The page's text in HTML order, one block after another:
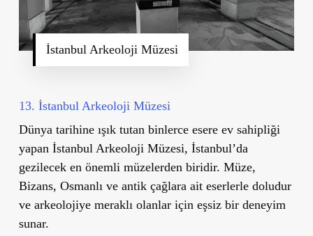
İstanbul Arkeoloji Müzesi
13. İstanbul Arkeoloji Müzesi
Dünya tarihine ışık tutan binlerce esere ev sahipliği
yapan İstanbul Arkeoloji Müzesi, İstanbul’da
gezilecek en önemli müzelerden biridir. Müze,
Bizans, Osmanlı ve antik çağlara ait eserlerle doludur
ve arkeolojiye meraklı olanlar için eşsiz bir deneyim
sunar.